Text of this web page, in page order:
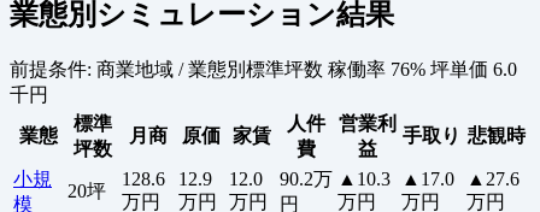
業態別シミュレーション結果
前提条件: 商業地域 / 業態別標準坪数 稼働率 76% 坪単価 6.0
千円
業態
標準
坪数
月商 原価 家賃
人件
費
営業利
益
手取り 悲観時
小規
模
20坪
128.6
万円
12.9
万円
12.0
万円
90.2万
円
▲10.3
万円
▲17.0
万円
▲27.6
万円